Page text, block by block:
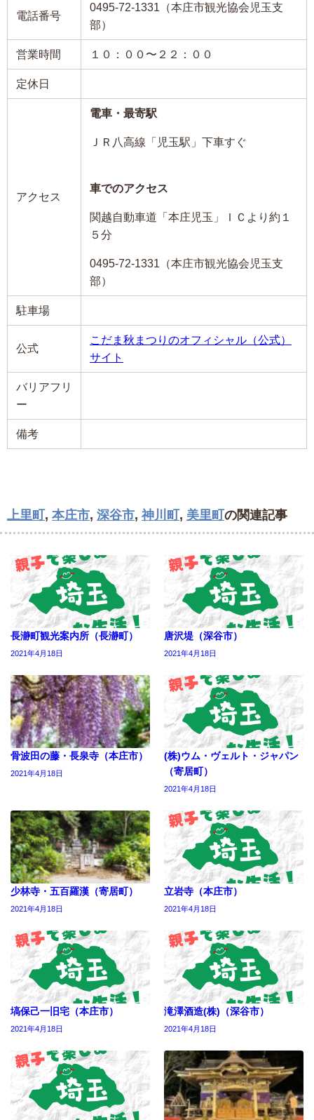
電話番号
0495-72-1331（本庄市観光協会児玉支
部）
営業時間 １０：００〜２２：００
定休日
アクセス
電車・最寄駅
ＪＲ八高線「児玉駅」下車すぐ
車でのアクセス
関越自動車道「本庄児玉」ＩＣより約１
５分
0495-72-1331（本庄市観光協会児玉支
部）
駐車場
公式
こだま秋まつりのオフィシャル（公式）
サイト
バリアフリ
ー
備考
上里町 , 本庄市, 深谷市, 神川町 , 美里町 の関連記事
長瀞町観光案内所（長瀞町）
2021年4月18日
唐沢堤（深谷市）
2021年4月18日
骨波田の藤・長泉寺（本庄市）
2021年4月18日
(株)ウム・ヴェルト・ジャパン
（寄居町）
2021年4月18日
少林寺・五百羅漢（寄居町）
2021年4月18日
立岩寺（本庄市）
2021年4月18日
塙保己一旧宅（本庄市）
2021年4月18日
滝澤酒造(株)（深谷市）
2021年4月18日